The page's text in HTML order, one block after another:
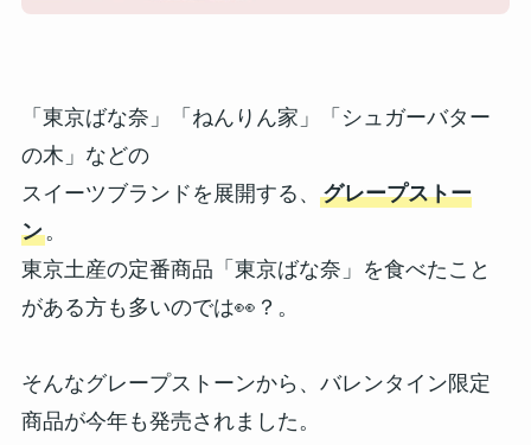
「東京ばな奈」「ねんりん家」「シュガーバター
の木」などの
スイーツブランドを展開する、 グレープストー
ン。
東京土産の定番商品「東京ばな奈」を食べたこと
がある方も多いのでは👀？。
そんなグレープストーンから、バレンタイン限定
商品が今年も発売されました。